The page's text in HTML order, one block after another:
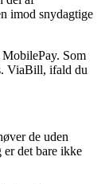
imod snydagtige
Som
ViaBill, ifald du
de uden
det bare ikke